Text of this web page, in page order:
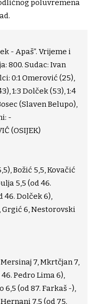
poluvremena
- Apaš”. Vrijeme i
800. Sudac: Ivan
0:1 Omerović (25),
1:3 Dolček (53), 1:4
(Slaven Belupo),
-
(OSIJEK)
Božić 5,5, Kovačić
5,5 (od 46.
46. Dolček 6),
Grgić 6, Nestorovski
7, Mkrtčjan 7,
Pedro Lima 6),
6,5 (od 87. Farkaš -),
7,5 (od 75.